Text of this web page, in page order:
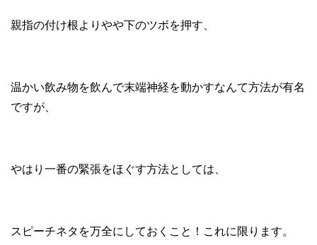
親指の付け根よりやや下のツボを押す、
温かい飲み物を飲んで末端神経を動かすなんて方法が有名
ですが、
やはり一番の緊張をほぐす方法としては、
スピーチネタを万全にしておくこと！これに限ります。